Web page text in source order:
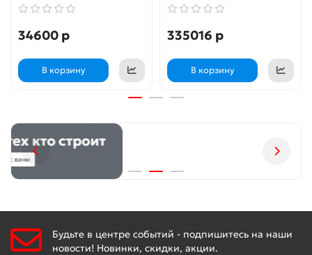
34600 р
В корзину
335016 р
В корзину
Будьте в центре событий - подпишитесь на наши
новости! Новинки, скидки, акции.